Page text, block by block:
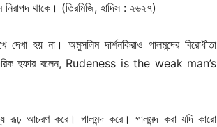
থাকে। (তিরমিজি, হাদিস : ২৬২৭)
হয় না। অমুসলিম দার্শনকিরাও গালমন্দের বিরোধীতা
এরিক হফার বলেন, Rudeness is the weak man’s
রূঢ় আচরণ করে। গালমন্দ করে। গালমন্দ করা যদি কারো